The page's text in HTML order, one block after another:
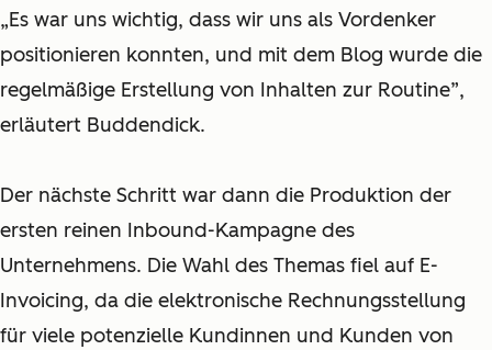
„Es war uns wichtig, dass wir uns als Vordenker
positionieren konnten, und mit dem Blog wurde die
regelmäßige Erstellung von Inhalten zur Routine”,
erläutert Buddendick.
Der nächste Schritt war dann die Produktion der
ersten reinen Inbound-Kampagne des
Unternehmens. Die Wahl des Themas fiel auf E-
Invoicing, da die elektronische Rechnungsstellung
für viele potenzielle Kundinnen und Kunden von